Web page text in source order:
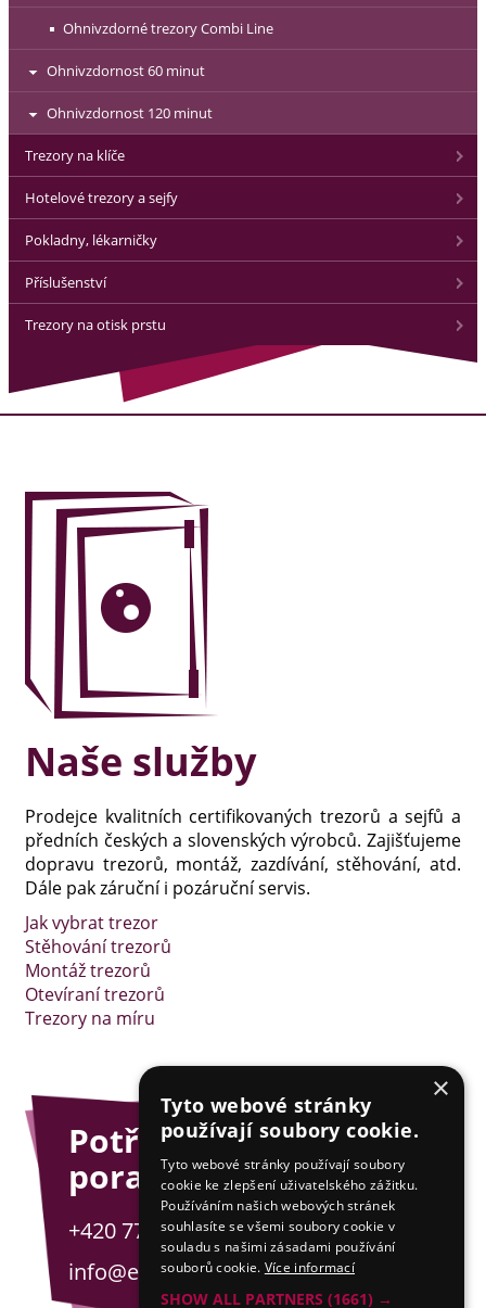
Ohnivzdorné trezory Combi Line
Ohnivzdornost 60 minut
Ohnivzdornost 120 minut
Trezory na klíče
Hotelové trezory a sejfy
Pokladny, lékarničky
Příslušenství
Trezory na otisk prstu
Naše služby
Prodejce kvalitních certifikovaných trezorů a sejfů a
předních českých a slovenských výrobců. Zajišťujeme
dopravu trezorů, montáž, zazdívání, stěhování, atd.
Dále pak záruční i pozáruční servis.
Jak vybrat trezor
Stěhování trezorů
Montáž trezorů
Otevíraní trezorů
Trezory na míru
Potřebujete
poradit?
+420 775 201 001
info@esejfy.net
×
Tyto webové stránky
používají soubory cookie.
Tyto webové stránky používají soubory
cookie ke zlepšení uživatelského zážitku.
Používáním našich webových stránek
souhlasíte se všemi soubory cookie v
souladu s našimi zásadami používání
souborů cookie. Více informací
SHOW ALL PARTNERS (1661) →